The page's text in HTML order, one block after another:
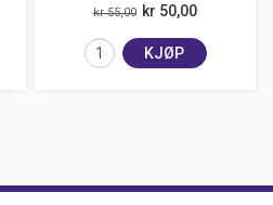
kr 55,00 kr 50,00
KJØP